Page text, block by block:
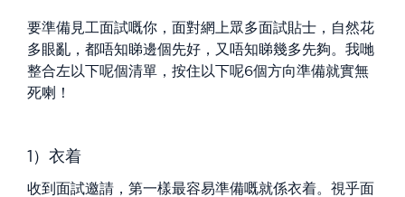
要準備見工面試嘅你，面對網上眾多面試貼士，自然花
多眼亂，都唔知睇邊個先好，又唔知睇幾多先夠。我哋
整合左以下呢個清單，按住以下呢6個方向準備就實無
死喇！
1）衣着
收到面試邀請，第一樣最容易準備嘅就係衣着。視乎面